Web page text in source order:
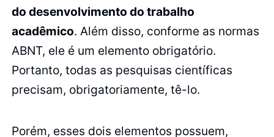
do desenvolvimento do trabalho
acadêmico. Além disso, conforme as normas
ABNT, ele é um elemento obrigatório.
Portanto, todas as pesquisas científicas
precisam, obrigatoriamente, tê-lo.
Porém, esses dois elementos possuem,